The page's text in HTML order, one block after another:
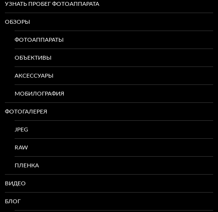
УЗНАТЬ ПРОБЕГ ФОТОАППАРАТА
ОБЗОРЫ
ФОТОАППАРАТЫ
ОБЪЕКТИВЫ
АКСЕССУАРЫ
МОБИЛОГРАФИЯ
ФОТОГАЛЕРЕЯ
JPEG
RAW
ПЛЕНКА
ВИДЕО
БЛОГ